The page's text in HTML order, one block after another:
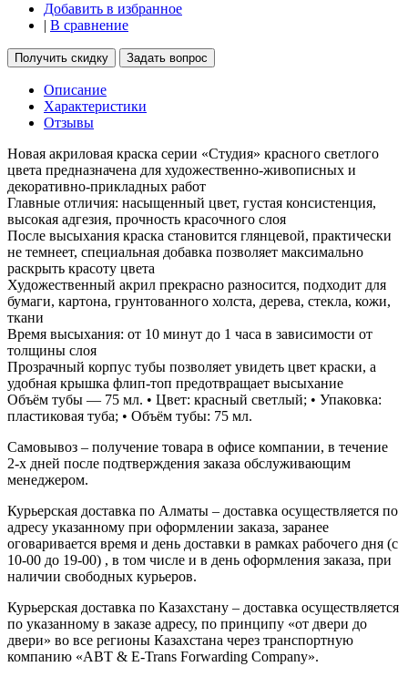
Добавить в избранное
| В сравнение
Получить скидку Задать вопрос
Описание
Характеристики
Отзывы
Новая акриловая краска серии «Студия» красного светлого
цвета предназначена для художественно-живописных и
декоративно-прикладных работ
Главные отличия: насыщенный цвет, густая консистенция,
высокая адгезия, прочность красочного слоя
После высыхания краска становится глянцевой, практически
не темнеет, специальная добавка позволяет максимально
раскрыть красоту цвета
Художественный акрил прекрасно разносится, подходит для
бумаги, картона, грунтованного холста, дерева, стекла, кожи,
ткани
Время высыхания: от 10 минут до 1 часа в зависимости от
толщины слоя
Прозрачный корпус тубы позволяет увидеть цвет краски, а
удобная крышка флип-топ предотвращает высыхание
Объём тубы — 75 мл. • Цвет: красный светлый; • Упаковка:
пластиковая туба; • Объём тубы: 75 мл.
Самовывоз – получение товара в офисе компании, в течение
2-х дней после подтверждения заказа обслуживающим
менеджером.
Курьерская доставка по Алматы – доставка осуществляется по
адресу указанному при оформлении заказа, заранее
оговаривается время и день доставки в рамках рабочего дня (с
10-00 до 19-00) , в том числе и в день оформления заказа, при
наличии свободных курьеров.
Курьерская доставка по Казахстану – доставка осуществляется
по указанному в заказе адресу, по принципу «от двери до
двери» во все регионы Казахстана через транспортную
компанию «ABT & E-Trans Forwarding Company».